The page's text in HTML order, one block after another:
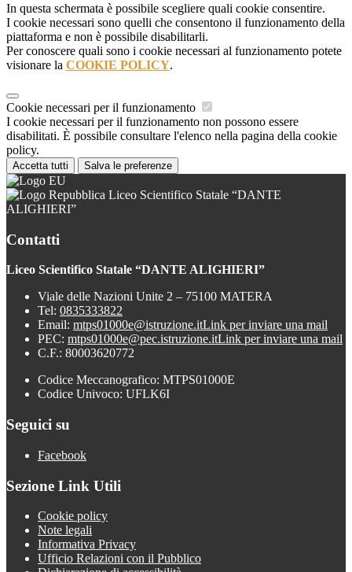
In questa schermata è possibile scegliere quali cookie consentire.
I cookie necessari sono quelli che consentono il funzionamento della
piattaforma e non è possibile disabilitarli.
Per conoscere quali sono i cookie necessari al funzionamento potete
visionare la COOKIE POLICY.
Cookie necessari per il funzionamento
I cookie necessari per il funzionamento non possono essere
disabilitati. È possibile consultare l'elenco nella pagina della cookie
policy.
Accetta tutti Salva le preferenze
Liceo Scientifico Statale “DANTE
ALIGHIERI”
Contatti
Liceo Scientifico Statale “DANTE ALIGHIERI”
Viale delle Nazioni Unite 2 – 75100 MATERA
Tel: 0835333822
Email: mtps01000e@istruzione.itLink per inviare una mail
PEC: mtps01000e@pec.istruzione.itLink per inviare una mail
C.F.: 80003620772
Codice Meccanografico: MTPS01000E
Codice Univoco: UFLK6I
Seguici su
Facebook
Sezione Link Utili
Cookie policy
Note legali
Informativa Privacy
Ufficio Relazioni con il Pubblico